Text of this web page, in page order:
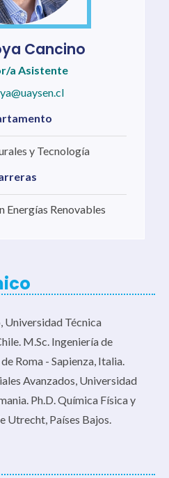
Cancino
a Asistente
y Tecnología
Energías Renovables
Universidad Técnica
M.Sc. Ingeniería de
Roma - Sapienza, Italia.
Avanzados, Universidad
Ph.D. Química Física y
Utrecht, Países Bajos.